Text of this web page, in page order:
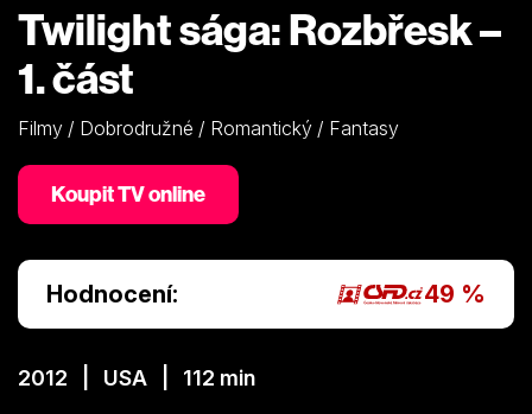
Twilight sága: Rozbřesk –
1. část
Filmy / Dobrodružné / Romantický / Fantasy
Koupit TV online
Hodnocení: 49 %
2012 | USA | 112 min